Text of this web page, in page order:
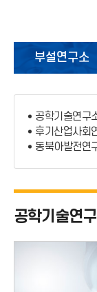
부설연구소
기타연구소
연구소규정
공학기술연구
후기산업사회
동북아발전연
공학기술연